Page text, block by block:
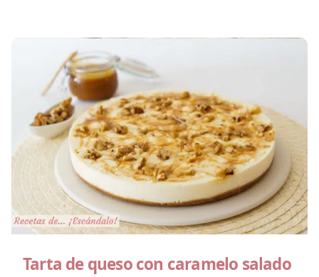
Tarta de queso con caramelo salado